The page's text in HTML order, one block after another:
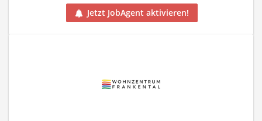
Jetzt JobAgent aktivieren!